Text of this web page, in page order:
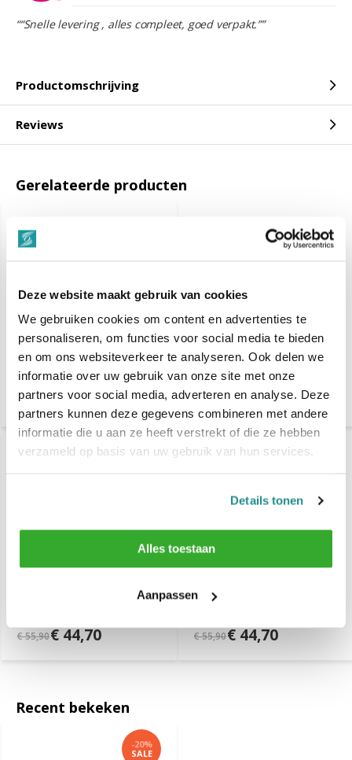
Deze website maakt gebruik van cookies
We gebruiken cookies om content en advertenties te
personaliseren, om functies voor social media te bieden
en om ons websiteverkeer te analyseren. Ook delen we
informatie over uw gebruik van onze site met onze
partners voor social media, adverteren en analyse. Deze
partners kunnen deze gegevens combineren met andere
informatie die u aan ze heeft verstrekt of die ze hebben
verzameld op basis van uw gebruik van hun services.
Details tonen
Alles toestaan
Aanpassen
““Snelle levering , alles compleet, goed verpakt.””
Productomschrijving
Reviews
Gerelateerde producten
Goldwell TEXTURE
DIMENSION Perm N -
500ml
€ 55,90€ 44,70
Goldwell TEXTURE
DIMENSION Perm FIX -
500ml
€ 20,35€ 16,25
€ 55,90€ 44,70
DIMENSION Perm D -
500ml
€ 55,90€ 44,70
Recent bekeken
-20%
SALE